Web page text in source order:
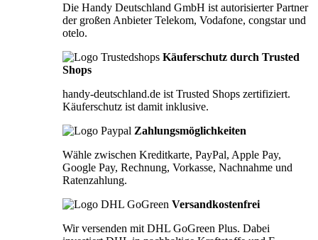
Die Handy Deutschland GmbH ist autorisierter Partner
der großen Anbieter Telekom, Vodafone, congstar und
otelo.
Käuferschutz durch Trusted
Shops
handy-deutschland.de ist Trusted Shops zertifiziert.
Käuferschutz ist damit inklusive.
Zahlungsmöglichkeiten
Wähle zwischen Kreditkarte, PayPal, Apple Pay,
Google Pay, Rechnung, Vorkasse, Nachnahme und
Ratenzahlung.
Versandkostenfrei
Wir versenden mit DHL GoGreen Plus. Dabei